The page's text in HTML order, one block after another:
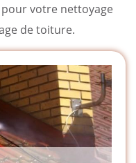
votre nettoyage
de toiture.